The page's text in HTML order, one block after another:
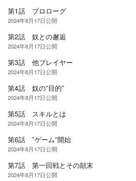
第1話 プロローグ
2024年8月17日公開
第2話 奴との邂逅
2024年8月17日公開
第3話 他プレイヤー
2024年8月17日公開
第4話 奴の”目的”
2024年8月17日公開
第5話 スキルとは
2024年8月17日公開
第6話 ”ゲーム”開始
2024年8月17日公開
第7話 第一回戦とその顛末
2024年8月17日公開